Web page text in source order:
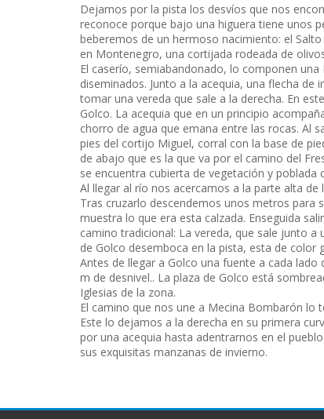
Dejamos por la pista los desvíos que nos
reconoce porque bajo una higuera tiene unos
beberemos de un hermoso nacimiento: el
en Montenegro, una cortijada rodeada de
El caserío, semiabandonado, lo componen
diseminados. Junto a la acequia, una flecha
tomar una vereda que sale a la derecha. En
Golco. La acequia que en un principio
chorro de agua que emana entre las rocas. Al
pies del cortijo Miguel, corral con la base de
de abajo que es la que va por el camino del
se encuentra cubierta de vegetación y
Al llegar al río nos acercamos a la parte alta
Tras cruzarlo descendemos unos metros para
muestra lo que era esta calzada. Enseguida
camino tradicional: La vereda, que sale junto
de Golco desemboca en la pista, esta de color
Antes de llegar a Golco una fuente a cada
m de desnivel.. La plaza de Golco está
Iglesias de la zona.
El camino que nos une a Mecina Bombarón
Este lo dejamos a la derecha en su primera
por una acequia hasta adentrarnos en el
sus exquisitas manzanas de invierno.